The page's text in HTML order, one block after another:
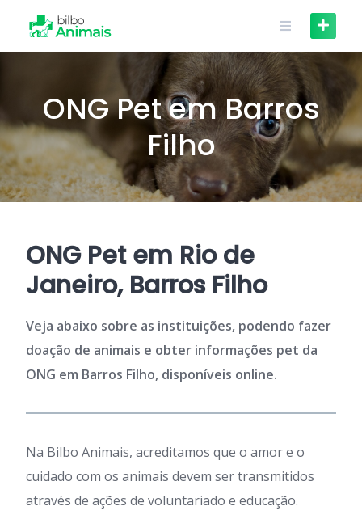
content
ONG Pet em Barros
Filho
ONG Pet em Rio de
Janeiro, Barros Filho
Veja abaixo sobre as instituições, podendo fazer
doação de animais e obter informações pet da
ONG em Barros Filho, disponíveis online.
Na Bilbo Animais, acreditamos que o amor e o
cuidado com os animais devem ser transmitidos
através de ações de voluntariado e educação.